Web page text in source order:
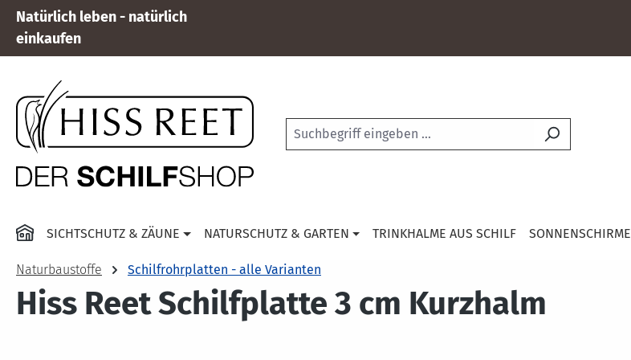
Hauptinhalt springen
Zur Suche springen
Zur Hauptnavigation springen
Natürlich leben - natürlich
einkaufen
SICHTSCHUTZ & ZÄUNE NATURSCHUTZ & GARTEN TRINKHALME AUS SCHILF SONNENSCHIRME
Naturbaustoffe Schilfrohrplatten - alle Varianten
Hiss Reet Schilfplatte 3 cm Kurzhalm